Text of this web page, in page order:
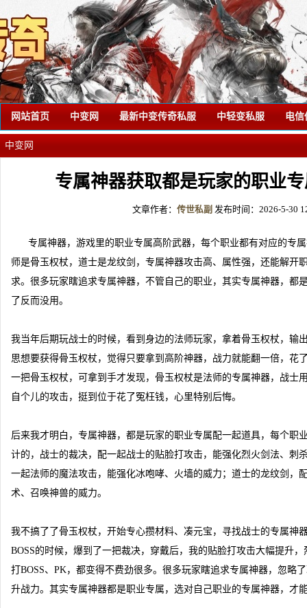
网站首页 中变网 最新中变传奇私服 中轻变私服 电信
中变网
专属神器获取都是玩家的职业
文章作者： 传世私副 发布时间：2026-5-30
专属神器，游戏里的职业专属高阶武器，每个职业都有对应的专
师是骨玉权杖，道士是龙纹剑，专属神器攻击高、属性强，还能解开
求。很多玩家瞎追求专属神器，不管自己的职业，其实专属神器，都
了反而没用。
我当年后期玩战士的时候，看到身边的法师玩家，拿着骨玉权杖，输
思想要获得骨玉权杖，觉得只要拿到高阶神器，战力就能翻一倍，花
一把骨玉权杖，可拿到手才发现，骨玉权杖是法师的专属神器，战士
自个儿的攻击，挺到位于花了冤枉钱，心里特别后悔。
后来我才明白，专属神器，都是玩家的职业专属配一起道具，每个职
计的，战士的裁决，配一起战士的贴脸打攻击，能强化烈火剑法、刺
一起法师的魔法攻击，能强化冰咆哮、火墙的威力；道士的龙纹剑，
术、召唤神兽的威力。
我不搞了了骨玉权杖，开始专心攒材料、凑元宝，寻找战士的专属神
BOSS的时候，爆到了一把裁决，穿戴后，我的贴脸打攻击大幅提升
打BOSS、PK，都变得不费劲很多。很多玩家瞎追求专属神器，忽略
升战力。其实专属神器都是职业专属，选对自己职业的专属神器，才